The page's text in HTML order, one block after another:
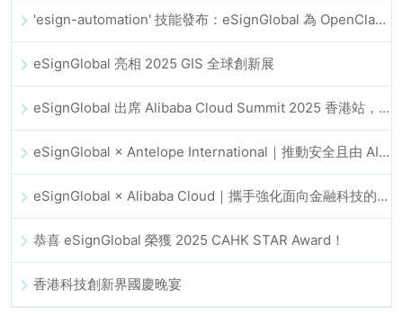
'esign-automation' 技能發布：eSignGlobal 為 OpenClaw 提供自動化電子簽名能力
eSignGlobal 亮相 2025 GIS 全球創新展
eSignGlobal 出席 Alibaba Cloud Summit 2025 香港站，推動 AI 驅動的雲端創新與數位信任發展
eSignGlobal × Antelope International｜推動安全且由 AI 驅動的數位化工作流程
eSignGlobal × Alibaba Cloud｜攜手強化面向金融科技的全球數位信任
恭喜 eSignGlobal 榮獲 2025 CAHK STAR Award！
香港科技創新界國慶晚宴